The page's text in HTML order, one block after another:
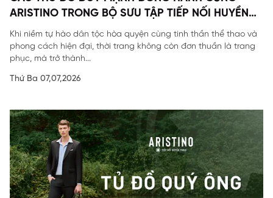
ARISTINO TRONG BỘ SƯU TẬP TIẾP NỐI HUYỀN
THOẠI
Khi niềm tự hào dân tộc hòa quyện cùng tinh thần thể thao và
phong cách hiện đại, thời trang không còn đơn thuần là trang
phục, mà trở thành...
Thứ Ba 07,07,2026